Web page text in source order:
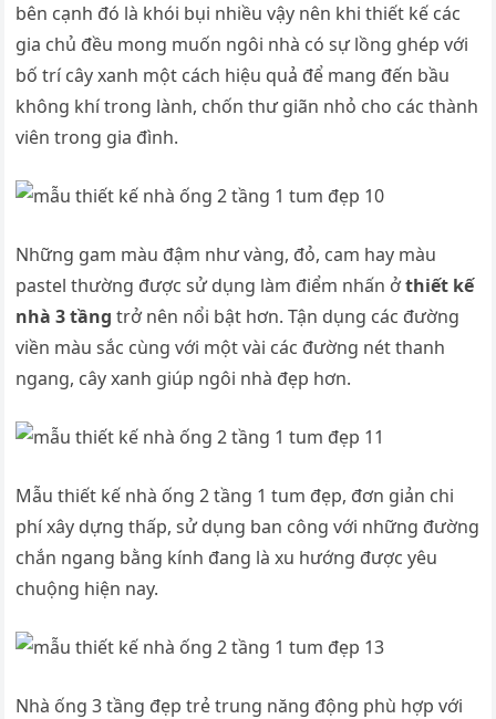
bên cạnh đó là khói bụi nhiều vậy nên khi thiết kế các
gia chủ đều mong muốn ngôi nhà có sự lồng ghép với
bố trí cây xanh một cách hiệu quả để mang đến bầu
không khí trong lành, chốn thư giãn nhỏ cho các thành
viên trong gia đình.
Những gam màu đậm như vàng, đỏ, cam hay màu
pastel thường được sử dụng làm điểm nhấn ởthiết kế
nhà 3 tầng trở nên nổi bật hơn. Tận dụng các đường
viền màu sắc cùng với một vài các đường nét thanh
ngang, cây xanh giúp ngôi nhà đẹp hơn.
Mẫu thiết kế nhà ống 2 tầng 1 tum đẹp, đơn giản chi
phí xây dựng thấp, sử dụng ban công với những đường
chắn ngang bằng kính đang là xu hướng được yêu
chuộng hiện nay.
Nhà ống 3 tầng đẹp trẻ trung năng động phù hợp với